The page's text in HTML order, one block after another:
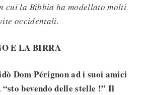
cui la Bibbia ha modellato molti
occidentali.
E LA BIRRA
Dom Pérignon ad i suoi amici
bevendo delle stelle !” Il